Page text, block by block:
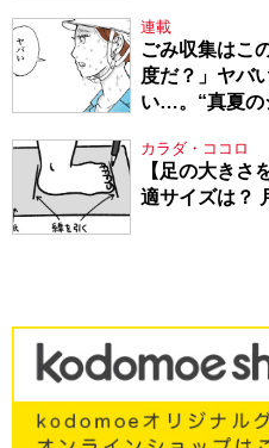
連載
ごみ収集はこ
度だ？」ヤバ
い…。“真夏の
カラダ・ココロ
【足の大きさ
適サイズは？